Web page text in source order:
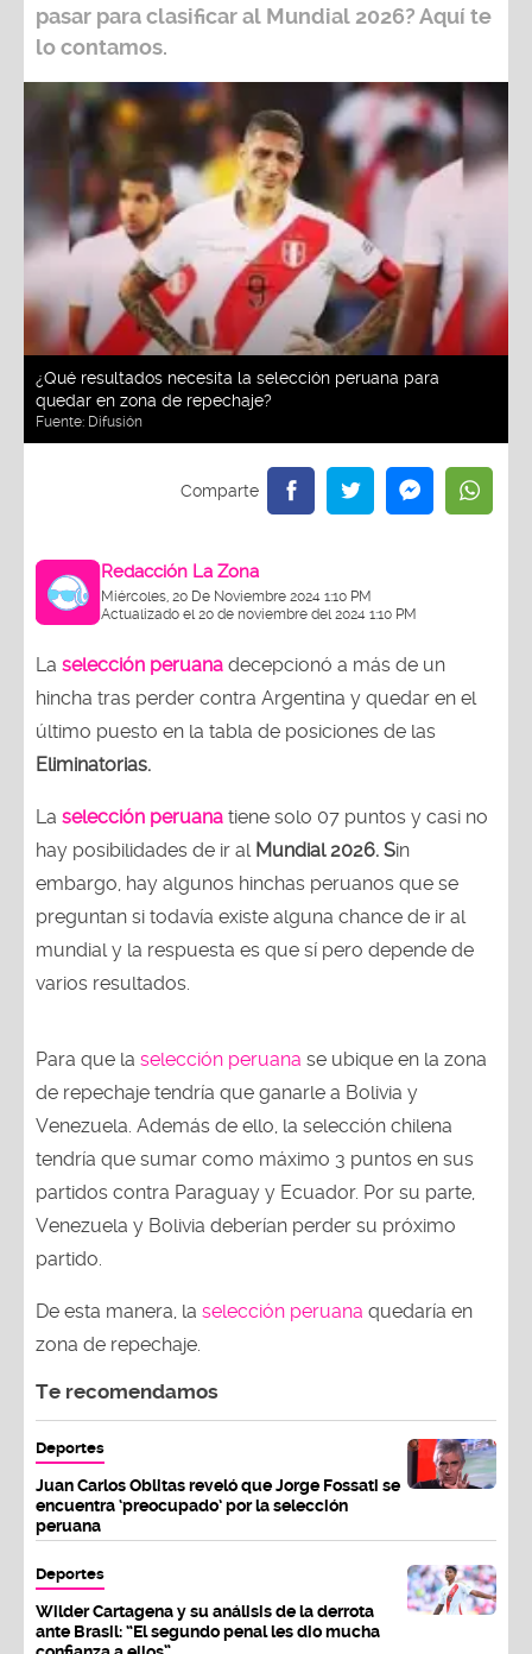
pasar para clasificar al Mundial 2026?Aquí te
lo contamos.
¿Qué resultados necesita la selección peruana para
quedar en zona de repechaje?
Fuente: Difusión
Redacción La Zona
Miércoles, 20 De Noviembre 2024 1:10 PM
Actualizado el 20 de noviembre del 2024 1:10 PM
La selección peruana decepcionó a más de un
hincha tras perder contra Argentina y quedar en el
último puesto en la tabla de posiciones de las
Eliminatorias.
La selección peruana tiene solo 07 puntos y casi no
hay posibilidades de ir al Mundial 2026. Sin
embargo, hay algunos hinchas peruanos que se
preguntan si todavía existe alguna chance de ir al
mundial y la respuesta es que sí pero depende de
varios resultados.
Para que la selección peruana se ubique en la zona
de repechaje tendría que ganarle a Bolivia y
Venezuela. Además de ello, la selección chilena
tendría que sumar como máximo 3 puntos en sus
partidos contra Paraguay y Ecuador. Por su parte,
Venezuela y Bolivia deberían perder su próximo
partido.
De esta manera, la selección peruana quedaría en
zona de repechaje.
Te recomendamos
Deportes
Juan Carlos Oblitas reveló que Jorge Fossati se
encuentra ‘preocupado’ por la selección
peruana
Deportes
Wilder Cartagena y su análisis de la derrota
ante Brasil: “El segundo penal les dio mucha